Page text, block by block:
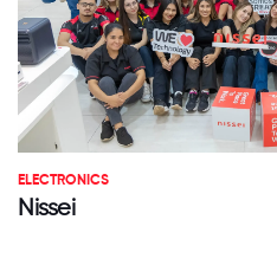
ELECTRONICS
Nissei